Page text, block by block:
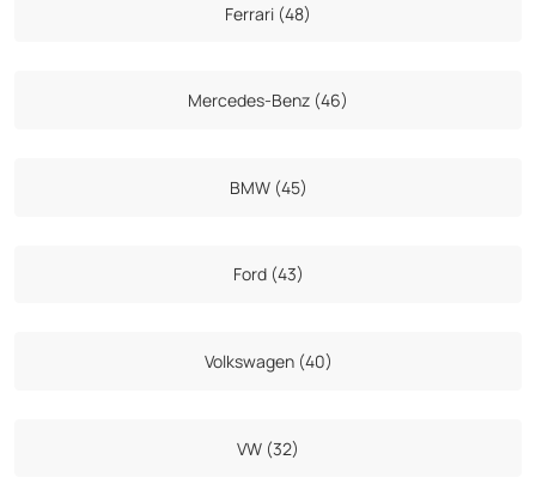
Ferrari (48)
Mercedes-Benz (46)
BMW (45)
Ford (43)
Volkswagen (40)
VW (32)